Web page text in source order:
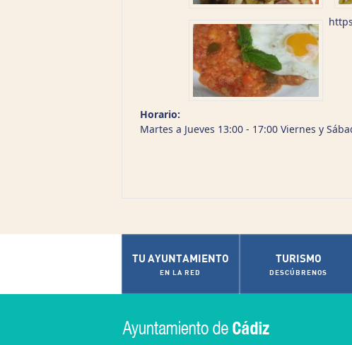
Horario:
Martes a Jueves 13:00 - 17:00 Viernes y
TU AYUNTAMIENTO
EN LA RED
TURISMO
DESCÚBRENOS